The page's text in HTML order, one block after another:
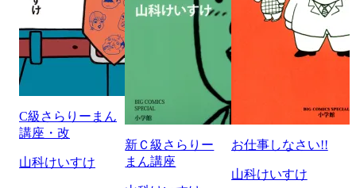
C級さらりーまん
講座・改
山科けいすけ
新Ｃ級さらりー
まん講座
お仕事しなさい!!
山科けいすけ